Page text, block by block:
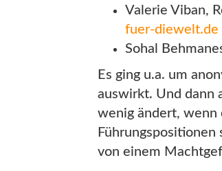
Valerie Viban,
fuer-diewelt.de
Sohal
Es ging u.a. um
auswirkt. Und dann
wenig ändert, wenn
von einem